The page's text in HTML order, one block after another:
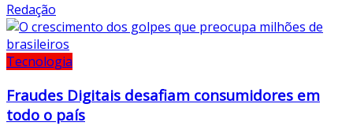
Redação
Tecnologia
Fraudes Digitais desafiam consumidores em
todo o país